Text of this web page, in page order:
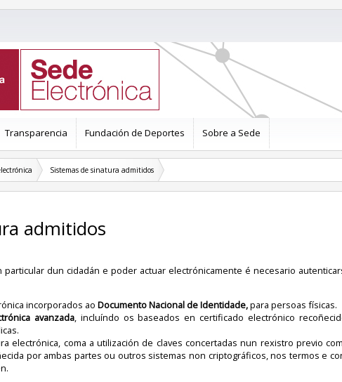
Transparencia Fundación de Deportes Sobre a Sede
Sistemas de sinatura admitidos
admitidos
dun cidadán e poder actuar electrónicamente é necesario
incorporados ao Documento Nacional de Identidade,para persoas físicas.
avanzada, incluíndo os baseados en certificado electrónico
electrónica, coma a utilización de claves concertadas nun rexistro previo
por ambas partes ou outros sistemas non criptográficos, nos termos e